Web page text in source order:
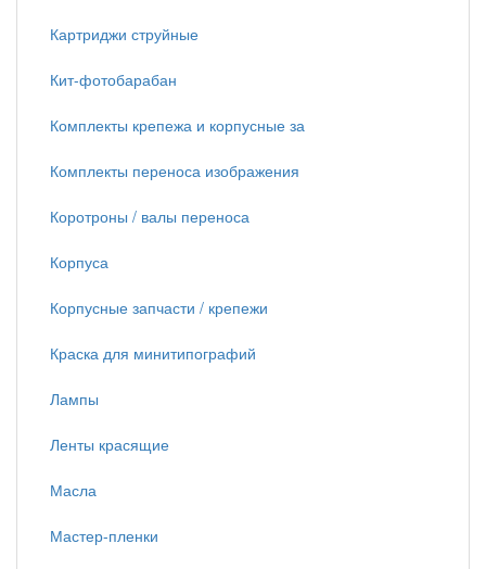
Картриджи струйные
Кит-фотобарабан
Комплекты крепежа и корпусные за
Комплекты переноса изображения
Коротроны / валы переноса
Корпуса
Корпусные запчасти / крепежи
Краска для минитипографий
Лампы
Ленты красящие
Масла
Мастер-пленки